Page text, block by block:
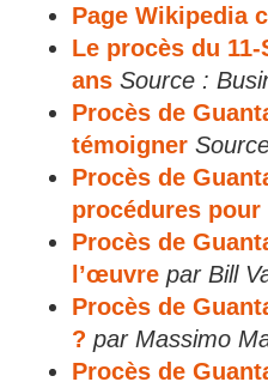
Page Wikipedia
Le procès du
ans Source :
Procès de
témoigner
Procès de
procédures pour
Procès de
l’œuvre par Bill
Procès de
? par Massimo
Procès de